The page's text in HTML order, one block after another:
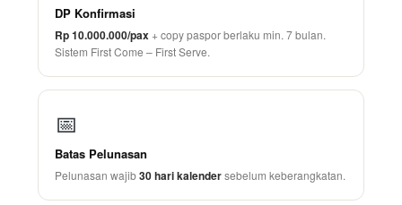
DP Konfirmasi
Rp 10.000.000/pax + copy paspor berlaku min. 7 bulan.
Sistem First Come – First Serve.
📅
Batas Pelunasan
Pelunasan wajib30 hari kalendersebelum keberangkatan.